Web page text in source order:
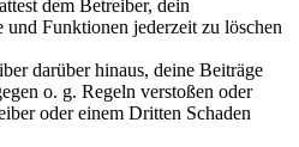
dem Betreiber, dein
Funktionen jederzeit zu löschen
darüber hinaus, deine Beiträge
o. g. Regeln verstoßen oder
oder einem Dritten Schaden